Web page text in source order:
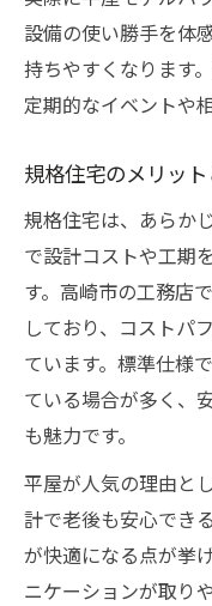
平屋・ロー
例
家族構成に
づくり
快適に暮らせ
夫
平屋・ロー
方
平屋住宅
ローコスト
術
家族の安心
資金対策
長く快適に
設備の使い勝手を体
持ちやすくなります
定期的なイベントや
規格住宅のメリッ
規格住宅は、あらか
で設計コストや工期
す。高崎市の工務店
しており、コストパ
ています。標準仕様
ている場合が多く、
も魅力です。
平屋が人気の理由と
計で老後も安心でき
が快適になる点が挙
ニケーションが取り